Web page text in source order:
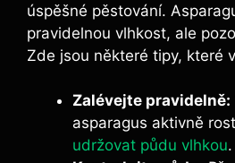
úspěšné pěstování.
pravidelnou vlhkost, ale
Zde jsou některé tipy, které
Zalévejte pravidelně:
asparagus aktivně
udržovat půdu vlhkou.